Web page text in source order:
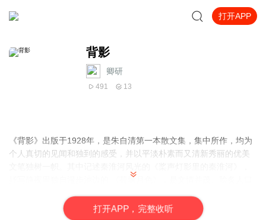
打开APP
背影
卿研
491 13
《背影》出版于1928年，是朱自清第一本散文集，集中所作，均为
个人真切的见闻和独到的感受，并以平淡朴素而又清新秀丽的优美
抒写静夜里独自漫步池边的 《荷塘月色》，是文情并茂、脍炙人口
写了家庭遭到变故，父亲到车站送别远行的儿子这一极富情味的动
打开APP，完整收听